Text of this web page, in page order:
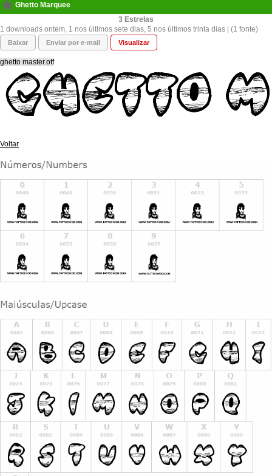
Ghetto Marquee
3
1 downloads ontem, 1 nos últimos sete dias, 5 nos últimos trinta dias | (1 fonte)
Baixar Enviar por e-mail Visualizar
ghetto master.otf
Voltar